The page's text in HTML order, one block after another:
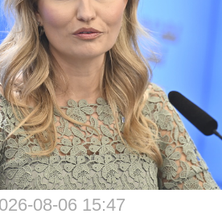
08-06 15:47